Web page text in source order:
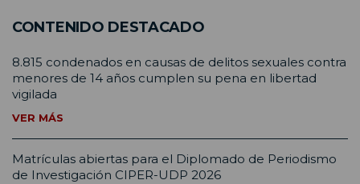
CONTENIDO DESTACADO
8.815 condenados en causas de delitos sexuales contra
menores de 14 años cumplen su pena en libertad
vigilada
VER MÁS
Matrículas abiertas para el Diplomado de Periodismo
de Investigación CIPER-UDP 2026